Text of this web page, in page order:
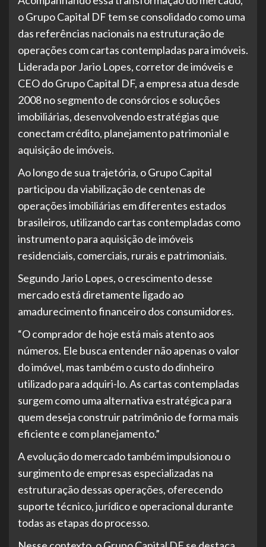
o Grupo Capital DF tem se consolidado como uma
das referências nacionais na estruturação de
operações com cartas contempladas para imóveis.
Liderada por Jario Lopes, corretor de imóveis e
CEO do Grupo Capital DF, a empresa atua desde
2008 no segmento de consórcios e soluções
imobiliárias, desenvolvendo estratégias que
conectam crédito, planejamento patrimonial e
aquisição de imóveis.
Ao longo de sua trajetória, o Grupo Capital
participou da viabilização de centenas de
operações imobiliárias em diferentes estados
brasileiros, utilizando cartas contempladas como
instrumento para aquisição de imóveis
residenciais, comerciais, rurais e patrimoniais.
Segundo Jario Lopes, o crescimento desse
mercado está diretamente ligado ao
amadurecimento financeiro dos consumidores.
“O comprador de hoje está mais atento aos
números. Ele busca entender não apenas o valor
do imóvel, mas também o custo do dinheiro
utilizado para adquiri-lo. As cartas contempladas
surgem como uma alternativa estratégica para
quem deseja construir patrimônio de forma mais
eficiente e com planejamento.”
A evolução do mercado também impulsionou o
surgimento de empresas especializadas na
estruturação dessas operações, oferecendo
suporte técnico, jurídico e operacional durante
todas as etapas do processo.